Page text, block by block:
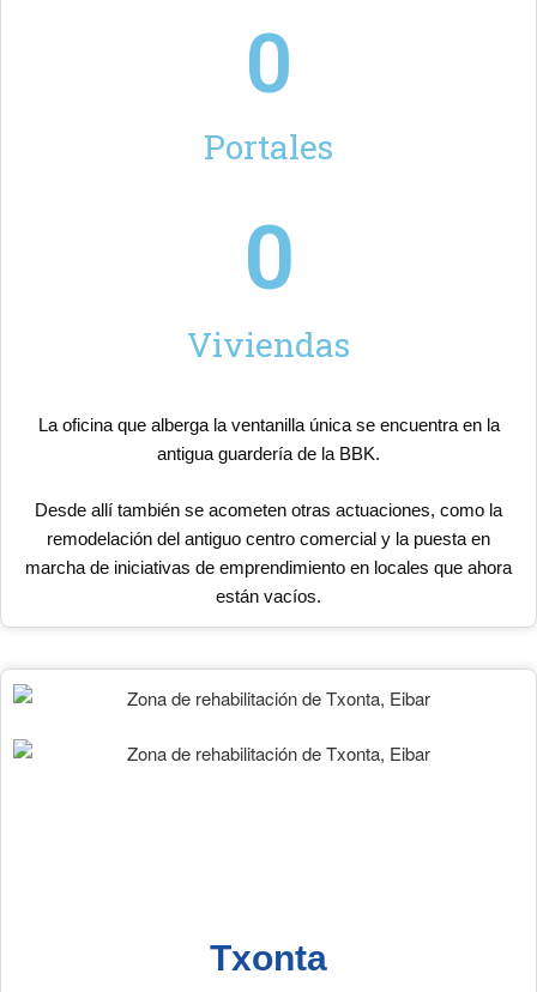
Portales
0
Viviendas
0
La oficina que alberga la ventanilla única se encuentra en la
antigua guardería de la BBK.
Desde allí también se acometen otras actuaciones, como la
remodelación del antiguo centro comercial y la puesta en
marcha de iniciativas de emprendimiento en locales que ahora
están vacíos.
Txonta